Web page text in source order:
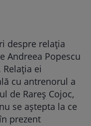
despre relația
Andreea Popescu
Relația ei
cu antrenorul a
de Rareș Cojoc,
se aștepta la ce
prezent